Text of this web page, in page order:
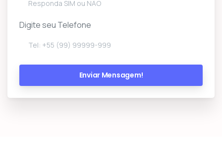
Digite seu Telefone